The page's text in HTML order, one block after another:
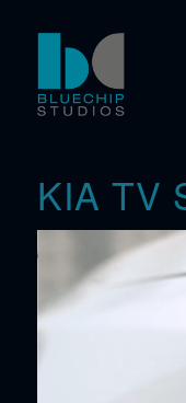
KIA TV